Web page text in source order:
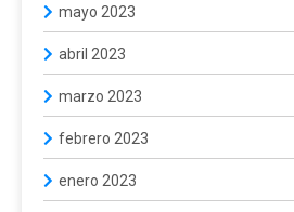
mayo 2023
abril 2023
marzo 2023
febrero 2023
enero 2023